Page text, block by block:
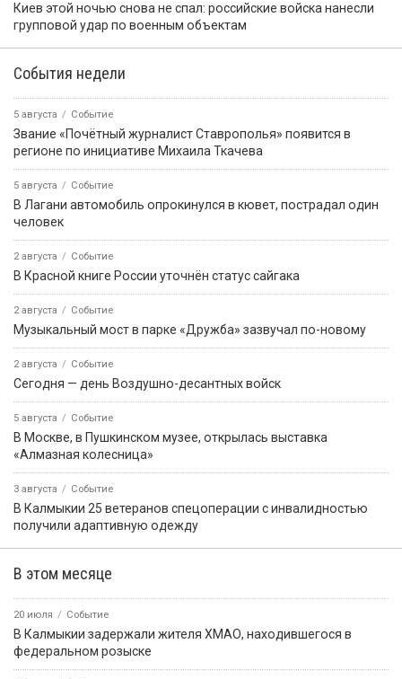
Киев этой ночью снова не спал: российские войска нанесли
групповой удар по военным объектам
События недели
5 августа Событие
Звание «Почётный журналист Ставрополья» появится в
регионе по инициативе Михаила Ткачева
5 августа Событие
В Лагани автомобиль опрокинулся в кювет, пострадал один
человек
2 августа Событие
В Красной книге России уточнён статус сайгака
2 августа Событие
Музыкальный мост в парке «Дружба» зазвучал по-новому
2 августа Событие
Сегодня — день Воздушно-десантных войск
5 августа Событие
В Москве, в Пушкинском музее, открылась выставка
«Алмазная колесница»
3 августа Событие
В Калмыкии 25 ветеранов спецоперации с инвалидностью
получили адаптивную одежду
В этом месяце
20 июля Событие
В Калмыкии задержали жителя ХМАО, находившегося в
федеральном розыске